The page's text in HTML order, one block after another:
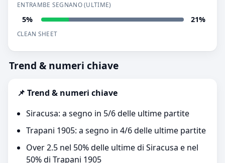
ENTRAMBE SEGNANO (ULTIME)
5% 21%
CLEAN SHEET
Trend & numeri chiave
📌 Trend & numeri chiave
Siracusa: a segno in 5/6 delle ultime partite
Trapani 1905: a segno in 4/6 delle ultime partite
Over 2.5 nel 50% delle ultime di Siracusa e nel
50% di Trapani 1905